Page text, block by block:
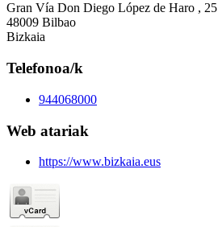
Gran Vía Don Diego López de Haro , 25
48009 Bilbao
Bizkaia
Telefonoa/k
944068000
Web atariak
https://www.bizkaia.eus